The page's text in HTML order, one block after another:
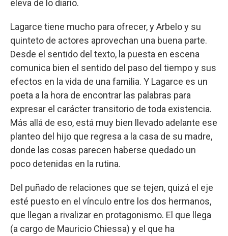
eleva de lo diario.
Lagarce tiene mucho para ofrecer, y Arbelo y su
quinteto de actores aprovechan una buena parte.
Desde el sentido del texto, la puesta en escena
comunica bien el sentido del paso del tiempo y sus
efectos en la vida de una familia. Y Lagarce es un
poeta a la hora de encontrar las palabras para
expresar el carácter transitorio de toda existencia.
Más allá de eso, está muy bien llevado adelante ese
planteo del hijo que regresa a la casa de su madre,
donde las cosas parecen haberse quedado un
poco detenidas en la rutina.
Del puñado de relaciones que se tejen, quizá el eje
esté puesto en el vínculo entre los dos hermanos,
que llegan a rivalizar en protagonismo. El que llega
(a cargo de Mauricio Chiessa) y el que ha